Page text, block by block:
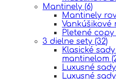
Mantinely (6)
Mantinely
Vankúšikové
Pletené copy
3 dielne sety (32)
Klasické
mantinelom
Luxusné
Luxusné